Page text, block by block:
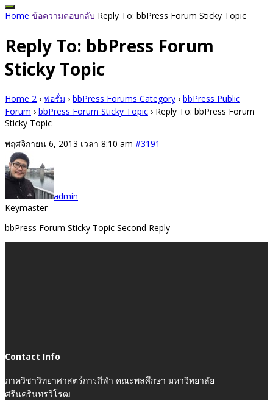
Home ข้อความตอบกลับ Reply To: bbPress Forum Sticky Topic
Reply To: bbPress Forum
Sticky Topic
Home 2 › ฟอรั่ม › bbPress Forums Category › bbPress Public
Forum › bbPress Forum Sticky Topic › Reply To: bbPress Forum
Sticky Topic
พฤศจิกายน 6, 2013 เวลา 8:10 am #3191
admin
Keymaster
bbPress Forum Sticky Topic Second Reply
Contact Info
ภาควิชาวิทยาศาสตร์การกีฬา คณะพลศึกษา มหาวิทยาลัย
ศรีนครินทรวิโรฒ